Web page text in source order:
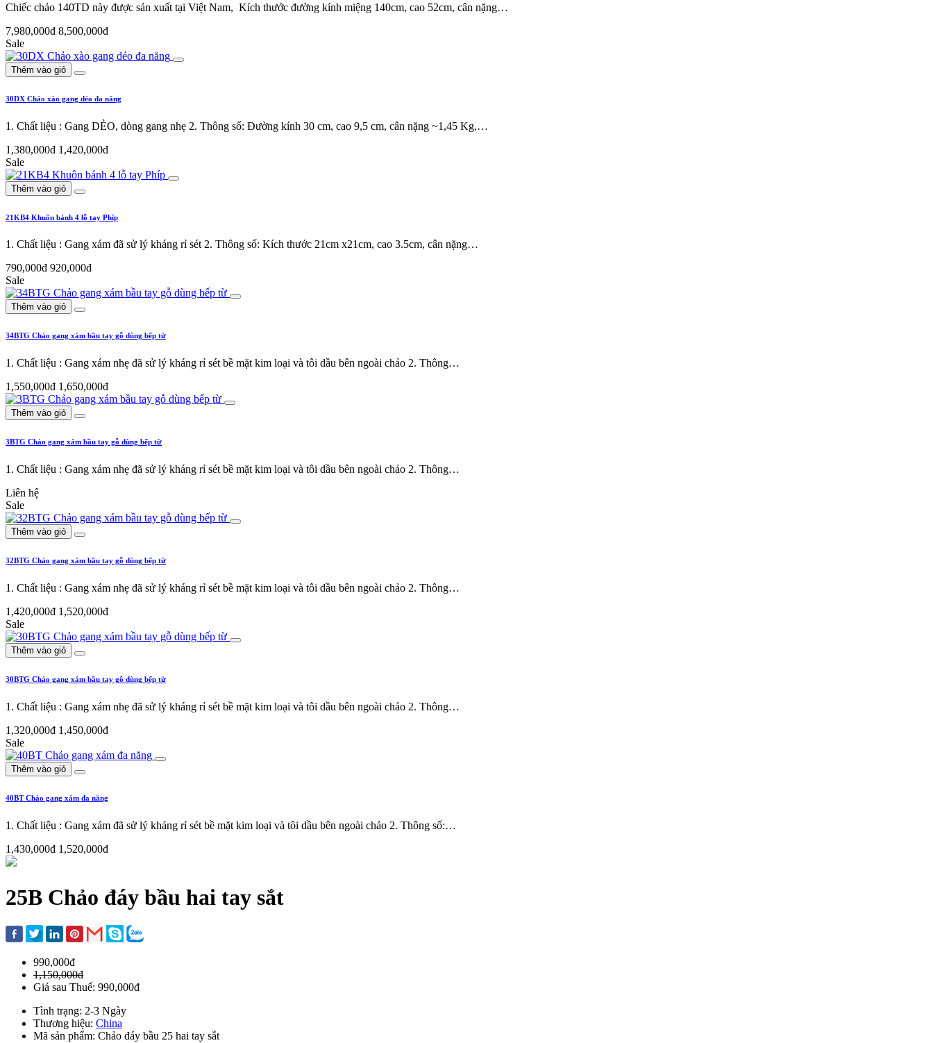
Chiếc chảo 140TD này được sản xuất tại Việt Nam, Kích thước đường kính miệng 140cm, cao 52cm, cân nặng…
7,980,000đ 8,500,000đ
Sale
Thêm vào giỏ
30DX Chảo xào gang dẻo đa năng
1. Chất liệu : Gang DẺO, dòng gang nhẹ 2. Thông số: Đường kính 30 cm, cao 9,5 cm, cân nặng ~1,45 Kg,…
1,380,000đ 1,420,000đ
Sale
Thêm vào giỏ
21KB4 Khuôn bánh 4 lỗ tay Phíp
1. Chất liệu : Gang xám đã sử lý kháng rỉ sét 2. Thông số: Kích thước 21cm x21cm, cao 3.5cm, cân nặng…
790,000đ 920,000đ
Sale
Thêm vào giỏ
34BTG Chảo gang xám bầu tay gỗ dùng bếp từ
1. Chất liệu : Gang xám nhẹ đã sử lý kháng rỉ sét bề mặt kim loại và tôi dầu bên ngoài chảo 2. Thông…
1,550,000đ 1,650,000đ
Thêm vào giỏ
3BTG Chảo gang xám bầu tay gỗ dùng bếp từ
1. Chất liệu : Gang xám nhẹ đã sử lý kháng rỉ sét bề mặt kim loại và tôi dầu bên ngoài chảo 2. Thông…
Liên hệ
Sale
Thêm vào giỏ
32BTG Chảo gang xám bầu tay gỗ dùng bếp từ
1. Chất liệu : Gang xám nhẹ đã sử lý kháng rỉ sét bề mặt kim loại và tôi dầu bên ngoài chảo 2. Thông…
1,420,000đ 1,520,000đ
Sale
Thêm vào giỏ
30BTG Chảo gang xám bầu tay gỗ dùng bếp từ
1. Chất liệu : Gang xám nhẹ đã sử lý kháng rỉ sét bề mặt kim loại và tôi dầu bên ngoài chảo 2. Thông…
1,320,000đ 1,450,000đ
Sale
Thêm vào giỏ
40BT Chảo gang xám đa năng
1. Chất liệu : Gang xám đã sử lý kháng rỉ sét bề mặt kim loại và tôi dầu bên ngoài chảo 2. Thông số:…
1,430,000đ 1,520,000đ
25B Chảo đáy bầu hai tay sắt
990,000đ
1,150,000đ
Giá sau Thuế: 990,000đ
Tình trạng: 2-3 Ngày
Thương hiệu: China
Mã sản phẩm: Chảo đáy bầu 25 hai tay sắt